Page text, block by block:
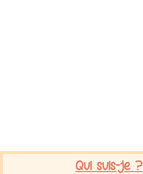
Qui suis-je ?